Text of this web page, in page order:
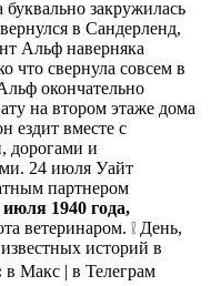
закружилась
в Сандерленд,
Альф наверняка
что свернула совсем в
окончательно
на втором этаже дома
ездит вместе с
дорогами и
24 июля Уайт
партнером
июля 1940 года,
ветеринаром. ❕ День,
историй в
в Макс | в Телеграм